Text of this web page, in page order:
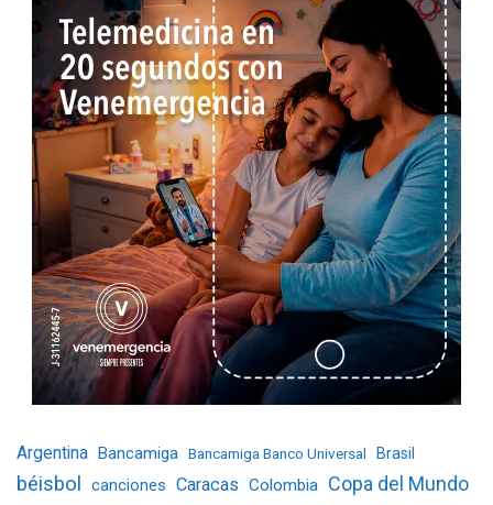
Argentina Bancamiga Bancamiga Banco Universal Brasil
béisbol canciones Caracas Colombia Copa del Mundo